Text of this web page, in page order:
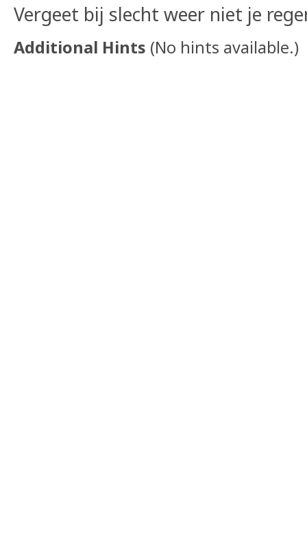
Vergeet bij slecht weer niet je
Additional Hints (No hints available.)